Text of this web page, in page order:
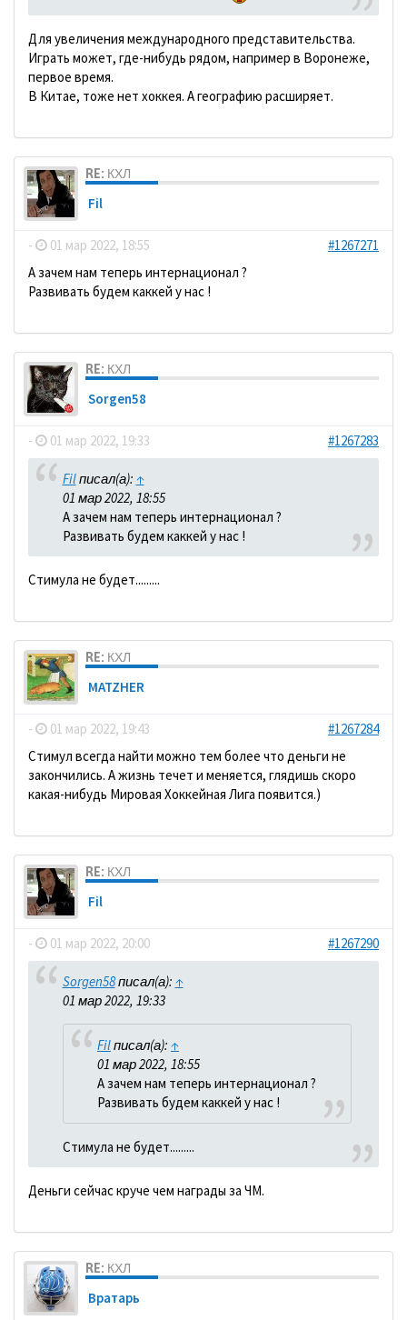
Для увеличения международного представительства.
Играть может, где-нибудь рядом, например в Воронеже,
первое время.
В Китае, тоже нет хоккея. А географию расширяет.
RE: КХЛ
Fil
- 01 мар 2022, 18:55
#1267271
А зачем нам теперь интернационал ?
Развивать будем каккей у нас !
RE: КХЛ
Sorgen58
- 01 мар 2022, 19:33 #1267283
Filписал(а): ↑
01 мар 2022, 18:55
А зачем нам теперь интернационал ?
Развивать будем каккей у нас !
Стимула не будет.........
RE: КХЛ
MATZHER
- 01 мар 2022, 19:43
#1267284
Стимул всегда найти можно тем более что деньги не
закончились. А жизнь течет и меняется, глядишь скоро
какая-нибудь Мировая Хоккейная Лига появится.)
RE: КХЛ
Fil
- 01 мар 2022, 20:00 #1267290
Sorgen58писал(а): ↑
01 мар 2022, 19:33
Filписал(а): ↑
01 мар 2022, 18:55
А зачем нам теперь интернационал ?
Развивать будем каккей у нас !
Стимула не будет.........
Деньги сейчас круче чем награды за ЧМ.
RE: КХЛ
Вратарь